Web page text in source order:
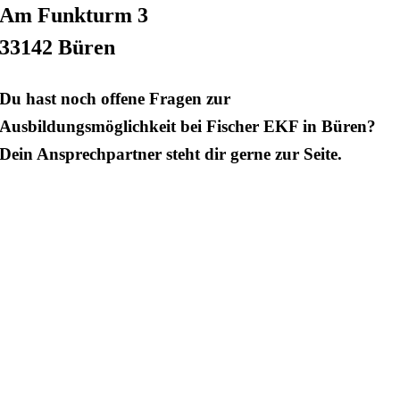
Am Funkturm 3
33142 Büren
Du hast noch offene Fragen zur
Ausbildungsmöglichkeit bei Fischer EKF in Büren?
Dein Ansprechpartner steht dir gerne zur Seite.